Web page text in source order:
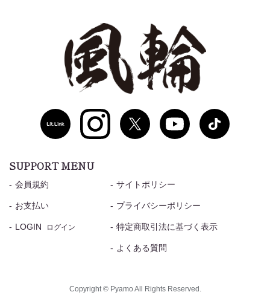
SUPPORT MENU
会員規約
お支払い
LOGIN ログイン
サイトポリシー
プライバシーポリシー
特定商取引法に基づく表示
よくある質問
Copyright © Pyamo All Rights Reserved.